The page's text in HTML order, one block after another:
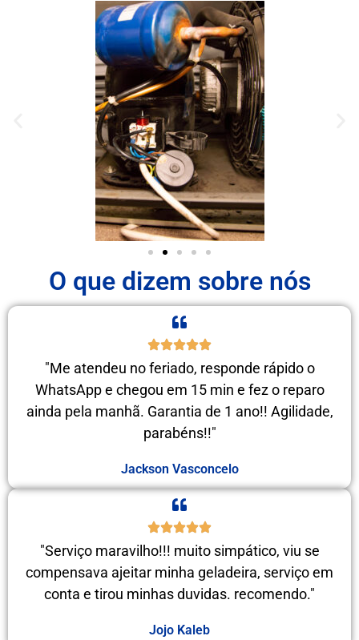
O que dizem sobre nós
"Me atendeu no feriado, responde rápido o
WhatsApp e chegou em 15 min e fez o reparo
ainda pela manhã. Garantia de 1 ano!! Agilidade,
parabéns!!"
Jackson Vasconcelo
"Serviço maravilho!!! muito simpático, viu se
compensava ajeitar minha geladeira, serviço em
conta e tirou minhas duvidas. recomendo."
Jojo Kaleb